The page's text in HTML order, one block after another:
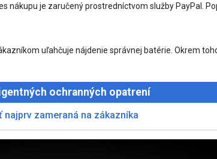
nákupu je zaručený prostredníctvom služby PayPal.
uľahčuje nájdenie správnej batérie. Okrem
ochranných opatrení
najprv zameraná na zákazníka